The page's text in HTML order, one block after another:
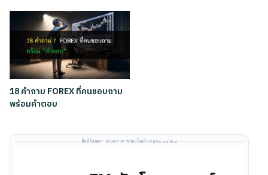
18 คำถาม FOREX ที่คนชอบถาม
พร้อมคำตอบ
พื้นที่โฆษณา · ผ่านการตรวจสอบโดยทีมงาน Forexinthai